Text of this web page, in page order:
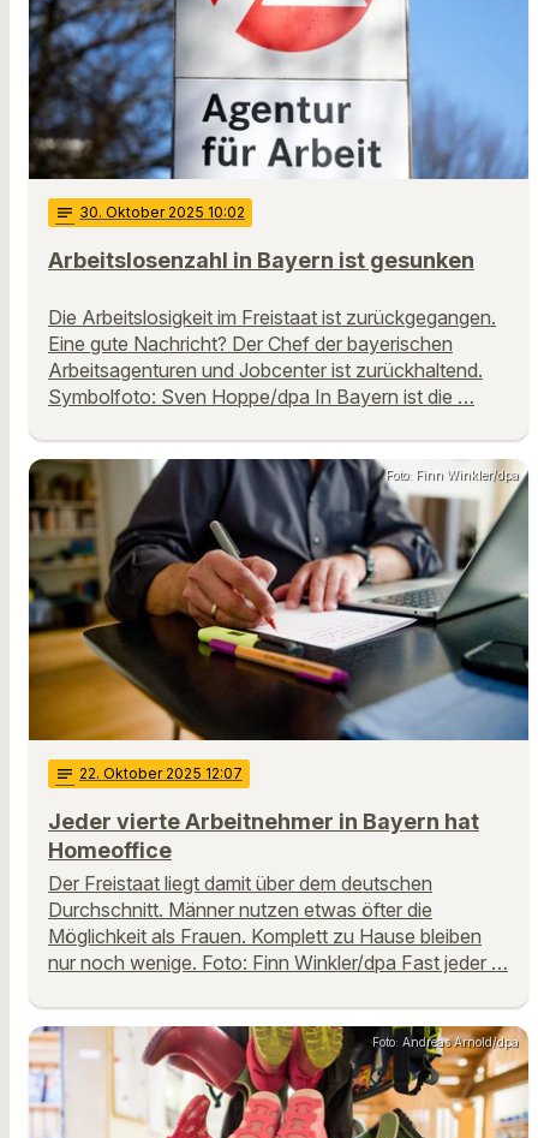
notes 30. Oktober 2025 10:02
Arbeitslosenzahl in Bayern ist gesunken
Die Arbeitslosigkeit im Freistaat ist zurückgegangen.
Eine gute Nachricht? Der Chef der bayerischen
Arbeitsagenturen und Jobcenter ist zurückhaltend.
Symbolfoto: Sven Hoppe/dpa In Bayern ist die …
Foto: Finn Winkler/dpa
notes 22. Oktober 2025 12:07
Jeder vierte Arbeitnehmer in Bayern hat
Homeoffice
Der Freistaat liegt damit über dem deutschen
Durchschnitt. Männer nutzen etwas öfter die
Möglichkeit als Frauen. Komplett zu Hause bleiben
nur noch wenige. Foto: Finn Winkler/dpa Fast jeder …
Foto: Andreas Arnold/dpa